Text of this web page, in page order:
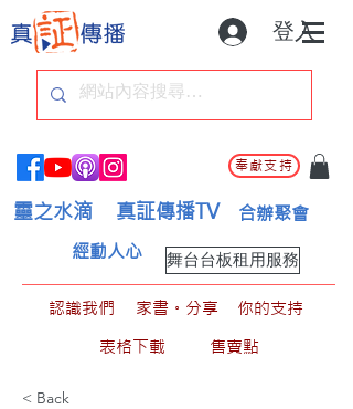
登入
奉獻支持
靈之水滴 真証傳播TV 合辦聚會
舞台台板租用服務
經動人心
認識我們 家書。分享
你的支持
表格下載
售賣點
< Back